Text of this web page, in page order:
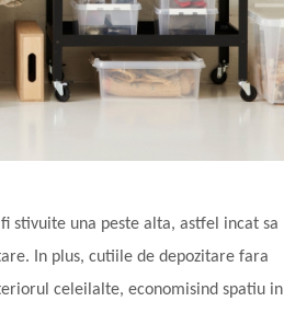
stivuite una peste alta, astfel incat sa
In plus, cutiile de depozitare fara
celeilalte, economisind spatiu in